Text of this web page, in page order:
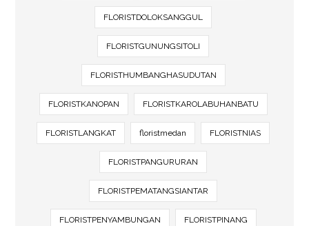
FLORISTDOLOKSANGGUL
FLORISTGUNUNGSITOLI
FLORISTHUMBANGHASUDUTAN
FLORISTKANOPAN FLORISTKAROLABUHANBATU
FLORISTLANGKAT floristmedan FLORISTNIAS
FLORISTPANGURURAN
FLORISTPEMATANGSIANTAR
FLORISTPENYAMBUNGAN FLORISTPINANG